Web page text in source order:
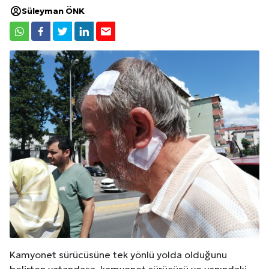
Süleyman ÖNK
Kamyonet sürücüsüne tek yönlü yolda olduğunu